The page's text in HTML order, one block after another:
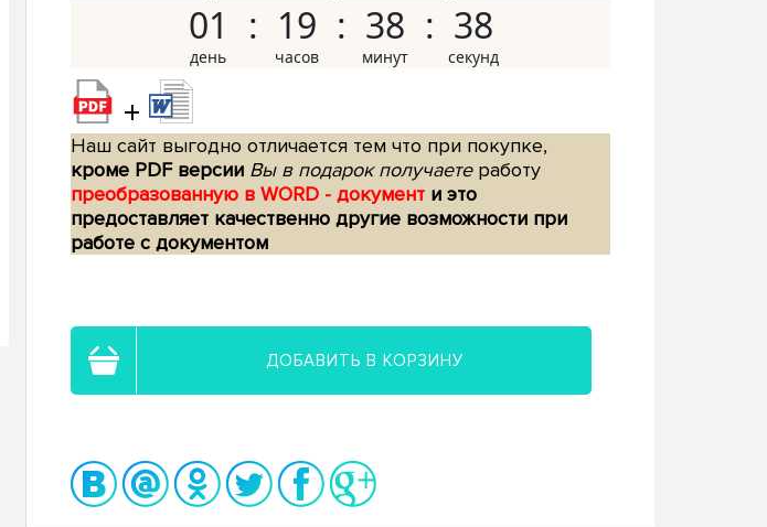
01 19 38 37
+
Наш сайт выгодно отличается тем что при покупке,
кроме PDF версии Вы в подарок получаетеработу
преобразованную в WORD - документ и это
предоставляет качественно другие возможности при
работе с документом
ДОБАВИТЬ В КОРЗИНУ